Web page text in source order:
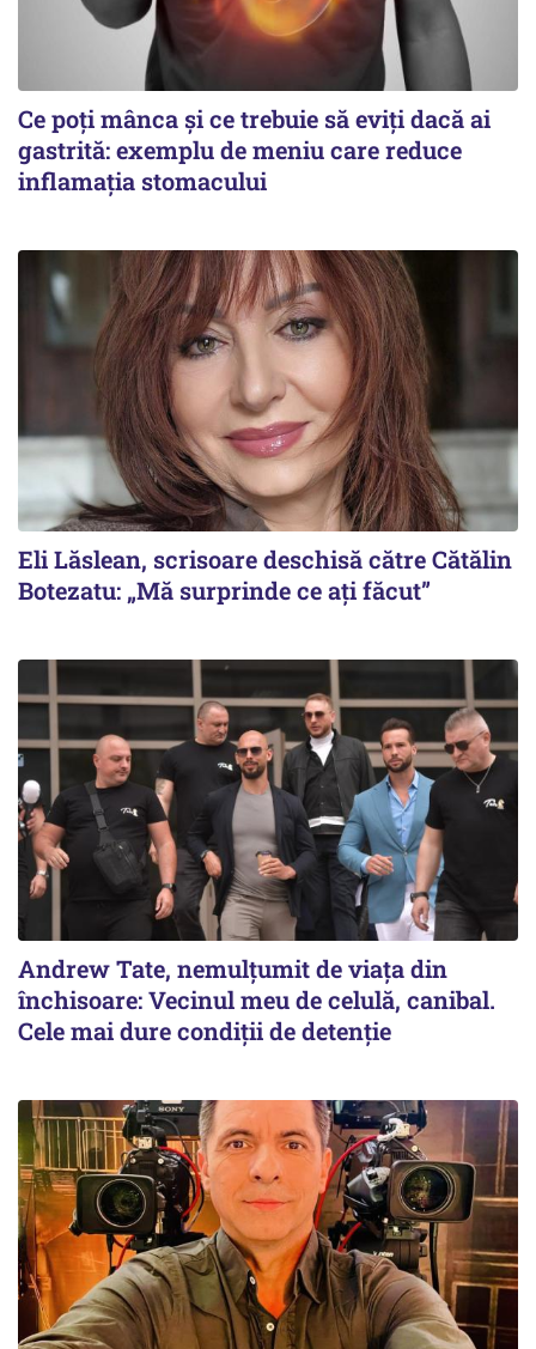
Ce poți mânca și ce trebuie să eviți dacă ai
gastrită: exemplu de meniu care reduce
inflamația stomacului
Eli Lăslean, scrisoare deschisă către Cătălin
Botezatu: „Mă surprinde ce ați făcut”
Andrew Tate, nemulțumit de viața din
închisoare: Vecinul meu de celulă, canibal.
Cele mai dure condiții de detenție